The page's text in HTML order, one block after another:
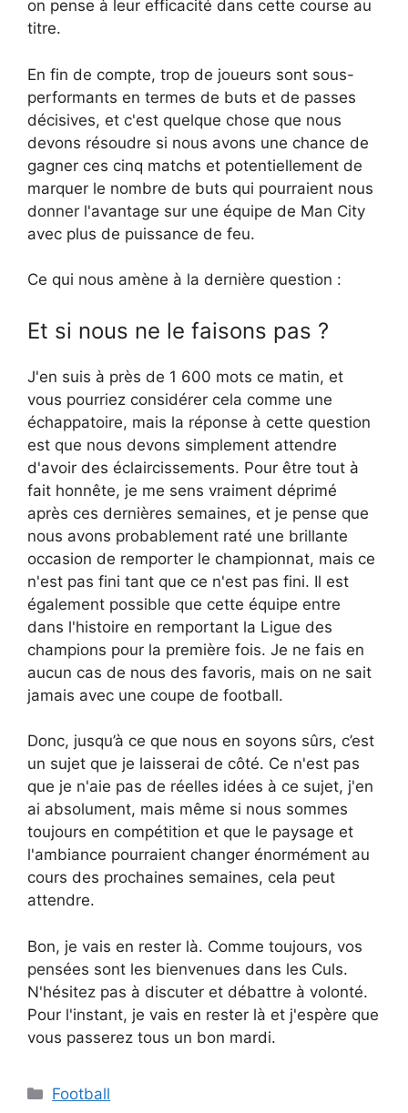
on pense à leur efficacité dans cette course au
titre.
En fin de compte, trop de joueurs sont sous-
performants en termes de buts et de passes
décisives, et c'est quelque chose que nous
devons résoudre si nous avons une chance de
gagner ces cinq matchs et potentiellement de
marquer le nombre de buts qui pourraient nous
donner l'avantage sur une équipe de Man City
avec plus de puissance de feu.
Ce qui nous amène à la dernière question :
Et si nous ne le faisons pas ?
J'en suis à près de 1 600 mots ce matin, et
vous pourriez considérer cela comme une
échappatoire, mais la réponse à cette question
est que nous devons simplement attendre
d'avoir des éclaircissements. Pour être tout à
fait honnête, je me sens vraiment déprimé
après ces dernières semaines, et je pense que
nous avons probablement raté une brillante
occasion de remporter le championnat, mais ce
n'est pas fini tant que ce n'est pas fini. Il est
également possible que cette équipe entre
dans l'histoire en remportant la Ligue des
champions pour la première fois. Je ne fais en
aucun cas de nous des favoris, mais on ne sait
jamais avec une coupe de football.
Donc, jusqu’à ce que nous en soyons sûrs, c’est
un sujet que je laisserai de côté. Ce n'est pas
que je n'aie pas de réelles idées à ce sujet, j'en
ai absolument, mais même si nous sommes
toujours en compétition et que le paysage et
l'ambiance pourraient changer énormément au
cours des prochaines semaines, cela peut
attendre.
Bon, je vais en rester là. Comme toujours, vos
pensées sont les bienvenues dans les Culs.
N'hésitez pas à discuter et débattre à volonté.
Pour l'instant, je vais en rester là et j'espère que
vous passerez tous un bon mardi.
Catégories
Football